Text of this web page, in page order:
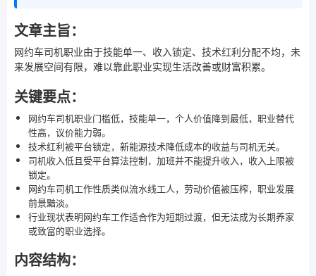
文章主旨：
网约车司机职业由于技能单一、收入锁定、技术红利分配不均，未
来发展空间有限，难以靠此职业实现生活改善或财富积累。
关键要点：
网约车司机职业门槛低，技能单一，个人价值降到最低，职业替代
性高，议价能力弱。
技术红利被平台锁定，新能源技术降低成本的收益与司机无关。
司机收入低且受平台算法控制，加班并不能提升收入，收入上限被
锁定。
网约车司机工作性质类似流水线工人，劳动价值被压榨，职业发展
前景黯淡。
行业现状表明网约车工作适合作为短期过渡，但无法成为长期养家
或致富的职业选择。
内容结构：